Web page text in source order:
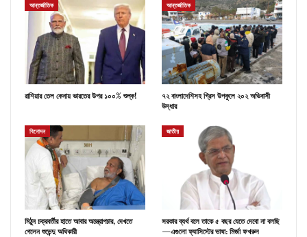
আন্তর্জাতিক
রাশিয়ার তেল কেনায় ভারতের উপর ১০০% শুল্ক!
আন্তর্জাতিক
৭২ বাংলাদেশিসহ গ্রিস উপকূলে ২০২ অভিবাসী
উদ্ধার
বিনোদন
মিঠুন চক্রবর্তীর হাতে আবার অস্ত্রোপচার, দেখতে
গেলেন শুভেন্দু অধিকারী
জাতীয়
সরকার ব্যর্থ বলে তাকে ৫ বছর যেতে দেবো না বলছি
—এগুলো ফ্যাসিস্টের ভাষা: মির্জা ফখরুল